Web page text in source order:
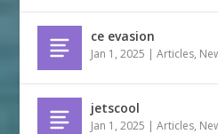
ce evasion
Jan 1, 2025 |Articles,
jetscool
Jan 1, 2025 |Articles,